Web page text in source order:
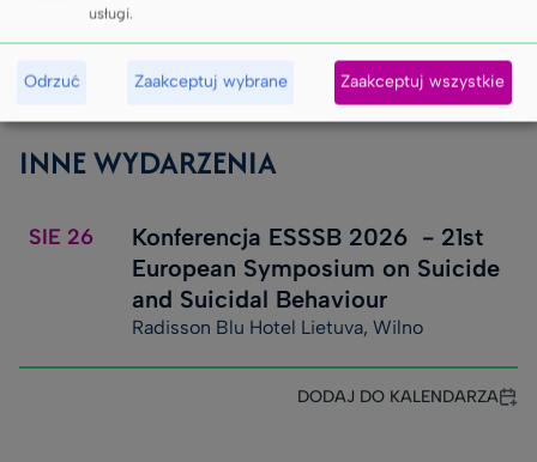
INNE WYDARZENIA
SIE 26
Konferencja ESSSB 2026 - 21st
European Symposium on Suicide
and Suicidal Behaviour
Radisson Blu Hotel Lietuva, Wilno
DODAJ DO KALENDARZA
usługi.
Odrzuć Zaakceptuj wybrane Zaakceptuj wszystkie